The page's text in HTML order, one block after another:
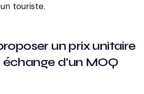
touriste.
un prix unitaire
échange d'un MOQ